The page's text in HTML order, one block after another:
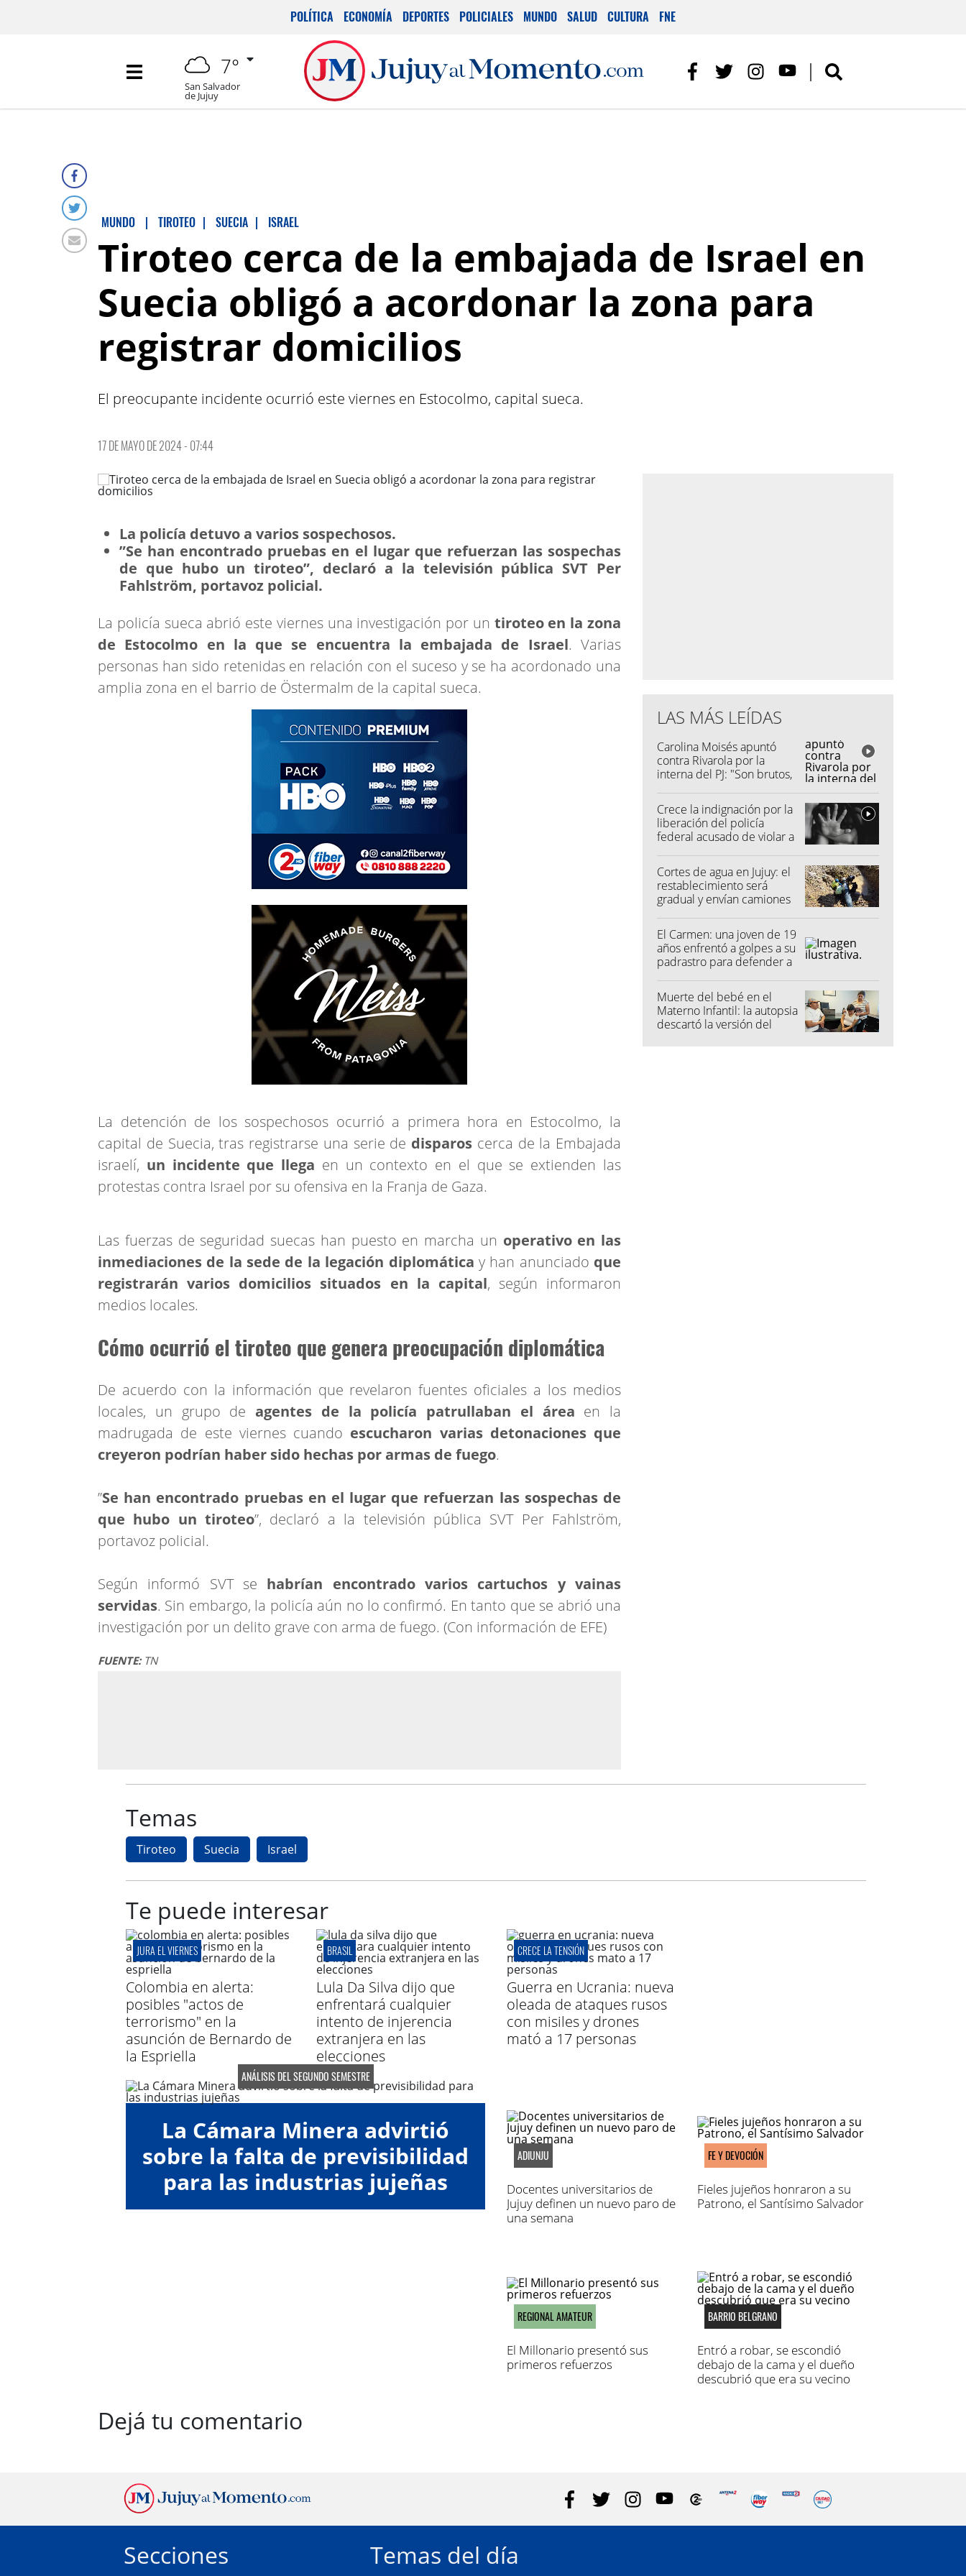
POLÍTICA ECONOMÍA DEPORTES POLICIALES MUNDO SALUD CULTURA FNE
7°
San Salvador
de Jujuy
MUNDO | TIROTEO | SUECIA | ISRAEL
Tiroteo cerca de la embajada de Israel en
Suecia obligó a acordonar la zona para
registrar domicilios
El preocupante incidente ocurrió este viernes en Estocolmo, capital sueca.
17 DE MAYO DE 2024 - 07:44
La policía detuvo a varios sospechosos.
”Se han encontrado pruebas en el lugar que refuerzan las sospechas
de que hubo un tiroteo”, declaró a la televisión pública SVT Per
Fahlström, portavoz policial.
La policía sueca abrió este viernes una investigación por un tiroteo en la zona
de Estocolmo en la que se encuentra la embajada de Israel. Varias
personas han sido retenidas en relación con el suceso y se ha acordonado una
amplia zona en el barrio de Östermalm de la capital sueca.
La detención de los sospechosos ocurrió a primera hora en Estocolmo, la
capital de Suecia, tras registrarse una serie de disparos cerca de la Embajada
israelí, un incidente que llega en un contexto en el que se extienden las
protestas contra Israel por su ofensiva en la Franja de Gaza.
Las fuerzas de seguridad suecas han puesto en marcha un operativo en las
inmediaciones de la sede de la legación diplomática y han anunciado que
registrarán varios domicilios situados en la capital, según informaron
medios locales.
Cómo ocurrió el tiroteo que genera preocupación diplomática
De acuerdo con la información que revelaron fuentes oficiales a los medios
locales, un grupo de agentes de la policía patrullaban el área en la
madrugada de este viernes cuando escucharon varias detonaciones que
creyeron podrían haber sido hechas por armas de fuego.
”Se han encontrado pruebas en el lugar que refuerzan las sospechas de
que hubo un tiroteo”, declaró a la televisión pública SVT Per Fahlström,
portavoz policial.
Según informó SVT se habrían encontrado varios cartuchos y vainas
servidas. Sin embargo, la policía aún no lo confirmó. En tanto que se abrió una
investigación por un delito grave con arma de fuego. (Con información de EFE)
FUENTE:TN
LAS MÁS LEÍDAS
Carolina Moisés apuntó
contra Rivarola por la
interna del PJ: "Son brutos,
Crece la indignación por la
liberación del policía
federal acusado de violar a
Cortes de agua en Jujuy: el
restablecimiento será
gradual y envían camiones
El Carmen: una joven de 19
años enfrentó a golpes a su
padrastro para defender a
Muerte del bebé en el
Materno Infantil: la autopsia
descartó la versión del
Temas
Tiroteo Suecia Israel
Te puede interesar
JURA EL VIERNES
Colombia en alerta:
posibles "actos de
terrorismo" en la
asunción de Bernardo de
la Espriella
BRASIL
Lula Da Silva dijo que
enfrentará cualquier
intento de injerencia
extranjera en las
elecciones
CRECE LA TENSIÓN
Guerra en Ucrania: nueva
oleada de ataques rusos
con misiles y drones
mató a 17 personas
ANÁLISIS DEL SEGUNDO SEMESTRE
La Cámara Minera advirtió
sobre la falta de previsibilidad
para las industrias jujeñas
ADIUNJU
Docentes universitarios de
Jujuy definen un nuevo paro de
una semana
FE Y DEVOCIÓN
Fieles jujeños honraron a su
Patrono, el Santísimo Salvador
REGIONAL AMATEUR
El Millonario presentó sus
primeros refuerzos
BARRIO BELGRANO
Entró a robar, se escondió
debajo de la cama y el dueño
descubrió que era su vecino
Dejá tu comentario
Secciones Temas del día